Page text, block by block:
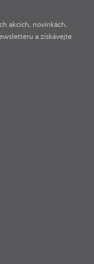
akcích, novinkách,
a získávejte